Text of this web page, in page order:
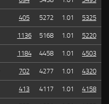
405 5272 1.01 5325
1136 5168 1.01 5220
1184 4458 1.01 4503
702 4277 1.01 4320
413 4117 1.01 4158